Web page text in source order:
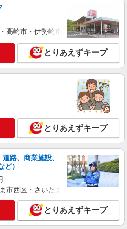
ガソリン代含む)＞
詳細を見る
イパ重視で稼げる看護助手＊無料資
給UP
円〜2125円 ＜日払い有/週払い有/交
内 ≪車通勤OK≫
詳細を見る
護助手＊日払いOK！推し活の軍資
ト◎
円〜2125円 ＜日払い有/週払い有/交
(ガソリン代含む)＞
高崎市・伊勢崎市・太田市・館林市
とりあえずキープ
とりあえずキープ
路、商業施設、
ど）
市西区・さいたま市岩槻区・久喜市・
とりあえずキープ